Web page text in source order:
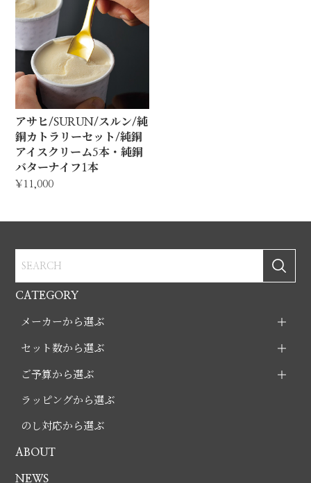
CATEGORY
メーカーから選ぶ
セット数から選ぶ
ご予算から選ぶ
ラッピングから選ぶ
のし対応から選ぶ
ABOUT
NEWS
アサヒ/SURUN/スルン/純
銅カトラリーセット/純銅
アイスクリーム5本・純銅
バターナイフ1本
¥11,000